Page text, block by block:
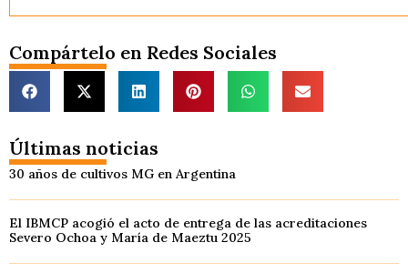
Compártelo en Redes Sociales
Últimas noticias
30 años de cultivos MG en Argentina
El IBMCP acogió el acto de entrega de las acreditaciones
Severo Ochoa y María de Maeztu 2025